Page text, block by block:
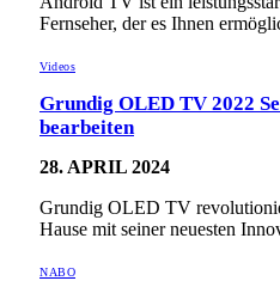
Fernseher, der es Ihnen
Videos
Grundig OLED TV 2022
bearbeiten
28. APRIL 2024
Grundig OLED TV
Hause mit seiner neuesten
NABO